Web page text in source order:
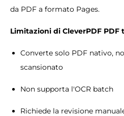
da PDF a formato Pages.
Limitazioni di CleverPDF PDF
Converte solo PDF nativo,
scansionato
Non supporta l'OCR batch
Richiede la revisione